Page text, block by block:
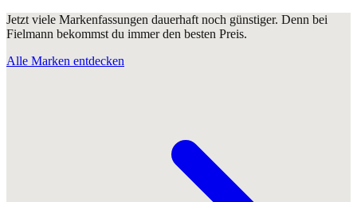
Jetzt viele Markenfassungen dauerhaft noch günstiger. Denn bei
Fielmann bekommst du immer den besten Preis.
Alle Marken entdecken